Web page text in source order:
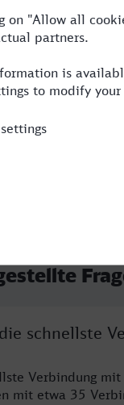
12:32
schnellste
Verbindung
mit etwa 35